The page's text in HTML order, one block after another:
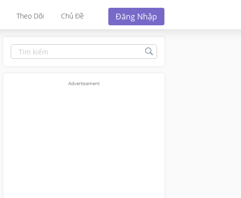
Theo Dõi Chủ Đề Đăng Nhập